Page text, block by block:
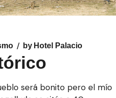
by Hotel Palacio
será bonito pero el mío